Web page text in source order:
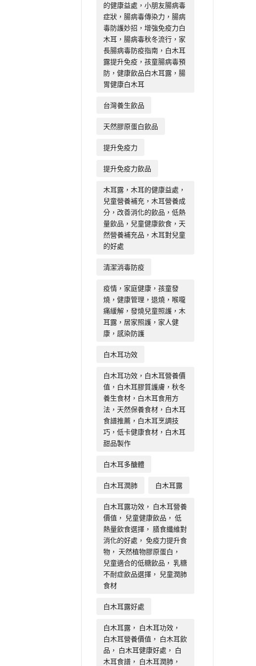
的健康益處，小朋友腸病毒
症狀，腸病毒傳染力，腸病
毒防護妙招，增強免疫力白
木耳，腸病毒秋冬流行，家
長腸病毒防疫指南，白木耳
露提升免疫，孩童腸病毒預
防，健康飲品白木耳露，腸
胃健康白木耳
台灣養生飲品
天然膠原蛋白飲品
提升免疫力
提升免疫力飲品
木耳露，木耳的健康益處，
兒童營養補充，木耳營養成
分，改善消化的飲品，低熱
量飲品，兒童健康飲食，天
然營養補充品，木耳對兒童
的好處
清潔消毒防疫
疫情，家庭健康，孩童發
燒，健康管理，退燒，喉嚨
痛緩解，發燒兒童照護，木
耳露，居家照護，家人健
康，感染防護
白木耳功效
白木耳功效，白木耳營養價
值，白木耳膠質護膚，秋冬
養生食材，白木耳食用方
法，天然保養食材，白木耳
食譜推薦，白木耳烹調技
巧，低卡健康食材，白木耳
甜品製作
白木耳多醣體
白木耳潤肺 白木耳露
白木耳露功效， 白木耳營養
價值， 兒童健康飲品， 低
熱量飲食選擇， 膳食纖維對
消化的好處， 免疫力提升食
物， 天然植物膠原蛋白，
兒童適合的低糖飲品， 乳糖
不耐症飲品選擇， 兒童潤肺
食材
白木耳露好處
白木耳露， 白木耳功效，
白木耳營養價值， 白木耳飲
品， 白木耳健康好處， 白
木耳食譜， 白木耳潤肺，